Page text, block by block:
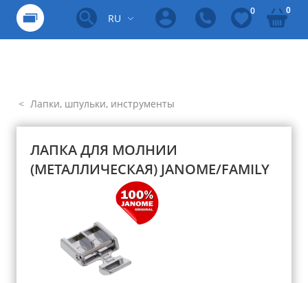
RU
0 0
Лапки, шпульки, инструменты
ЛАПКА ДЛЯ МОЛНИИ
(МЕТАЛЛИЧЕСКАЯ) JANOME/FAMILY